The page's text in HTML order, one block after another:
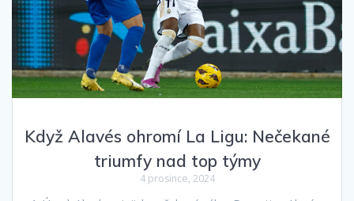
Když Alavés ohromí La Ligu: Nečekané
triumfy nad top týmy
4 prosince, 2024